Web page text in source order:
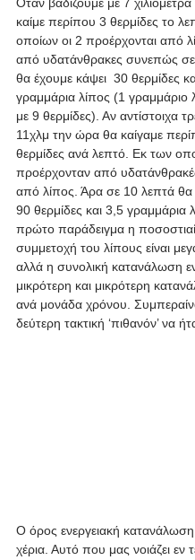
καίμε περίπου 3 θερμίδες το
οποίων οι 2 προέρχονται από
από υδατάνθρακες συνεπώς
θα έχουμε κάψει  30 θερμίδες
γραμμάρια λίπος (1 γραμμάριο
με 9 θερμίδες). Αν αντίστοιχα
11χλμ την ώρα θα καίγαμε
θερμίδες ανά λεπτό. Εκ των
προέρχονταν από
από λίπος. Άρα σε 10 λεπτά θα
90 θερμίδες και 3,5 γραμμάρια
πρώτο παράδειγμα η
συμμετοχή του λίπους είναι
αλλά η συνολική κατανάλωση
μικρότερη και μικρότερη
ανά μονάδα χρόνου.
δεύτερη τακτική ‘πιθανόν’ να
Ο όρος ενεργειακή κατανάλωση
χέρια. Αυτό που μας νοιάζει εν